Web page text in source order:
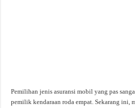
Pemilihan jenis asuransi mobil yang pas
pemilik kendaraan roda empat. Sekarang ini,